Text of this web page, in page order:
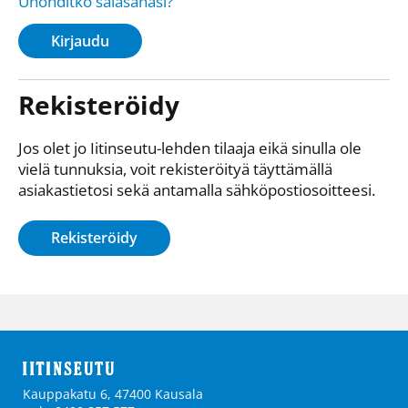
Kirjaudu
Rekisteröidy
Jos olet jo Iitinseutu-lehden tilaaja eikä sinulla ole
vielä tunnuksia, voit rekisteröityä täyttämällä
asiakastietosi sekä antamalla sähkö­posti­osoitteesi.
Rekisteröidy
Kauppakatu 6, 47400 Kausala